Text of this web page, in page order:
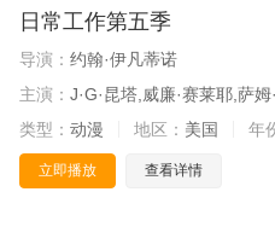
日常工作第五季
导演： 约翰·伊凡蒂诺
主演： J·G·昆塔,威廉·赛莱耶,萨
类型： 动漫 地区： 美国 年
立即播放 查看详情